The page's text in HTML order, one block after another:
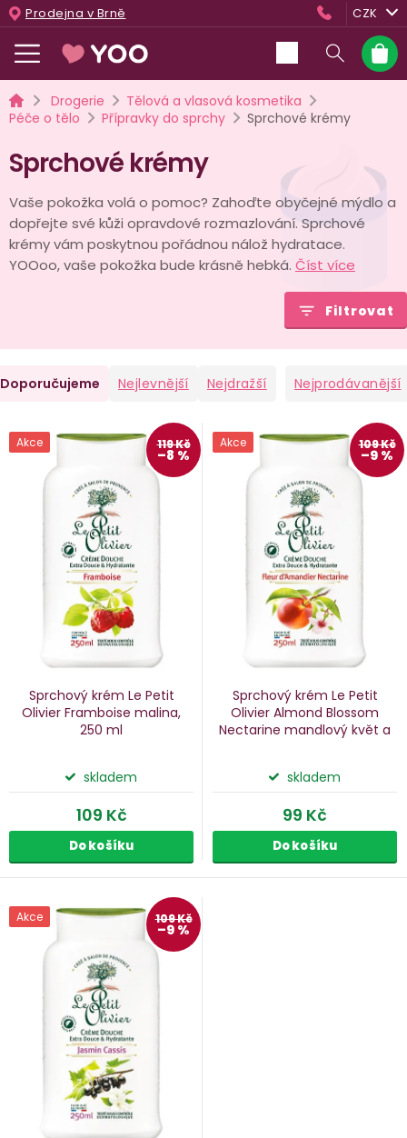
Přejít
na
obsah
Prodejna v Brně CZK
košík
DomůDrogerie
Tělová a vlasová kosmetika
Péče o tělo
Přípravky do sprchy Sprchové krémy
Sprchové krémy
Vaše pokožka volá o pomoc? Zahoďte obyčejné mýdlo a
dopřejte své kůži opravdové rozmazlování. Sprchové
krémy vám poskytnou pořádnou nálož hydratace.
YOOoo, vaše pokožka bude krásně hebká. Číst více
Filtrovat
Doporučujeme Nejlevnější Nejdražší Nejprodávanější
VAkce 119 Kč
–8 %
Sprchový krém Le Petit
Olivier Framboise malina,
250 ml
skladem
109 Kč
Do košíku
Akce 109 Kč
–9 %
Sprchový krém Le Petit
Olivier Almond Blossom
Nectarine mandlový květ a
skladem
99 Kč
Do košíku
Akce 109 Kč
–9 %